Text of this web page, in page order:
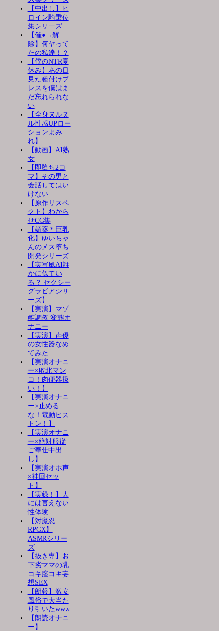
【中出し】ヒ
ロイン騎乗位
集シリーズ
【催●→解
除】何ヤって
たの私達！？
【僕のNTR夏
休み】あの日
見た種付けプ
レスを僕はま
だ忘れられな
い
【全身ヌルヌ
ル性感UPロー
ションまみ
れ】
【動画】AI熟
女
【即堕ち2コ
マ】その男と
会話してはい
けない
【原作リスペ
クト】わから
せCG集
【媚薬＊巨乳
化】ゆいちゃ
んのメス堕ち
開発シリーズ
【実写風AI誰
かに似てい
る？ セクシー
グラビアシリ
ーズ】
【実演】マゾ
雌調教 変態オ
ナニー
【実演】声優
の女性器なめ
てみた
【実演オナニ
ー×敗北マン
コ！肉便器扱
い！】
【実演オナニ
ー×止める
な！電動ピス
トン！】
【実演オナニ
ー×絶対服従
ご奉仕中出
し】
【実演オホ声
×神回セッ
ト】
【実録！】人
には言えない
性体験
【対魔忍
RPGX】
ASMRシリー
ズ
【抜き専】お
下劣ママの乳
コキ膣コキ妄
想SEX
【朗報】激安
風俗で大当た
り引いたwww
【朗読オナニ
ー】